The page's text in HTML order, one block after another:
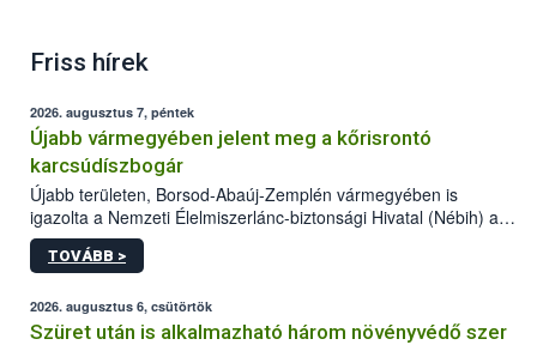
Friss hírek
2026. augusztus 7, péntek
Újabb vármegyében jelent meg a kőrisrontó
karcsúdíszbogár
Újabb területen, Borsod-Abaúj-Zemplén vármegyében is
igazolta a Nemzeti Élelmiszerlánc-biztonsági Hivatal (Nébih) a
kőrisrontó karcsúdíszbogár (Agrilus planipennis) jelenlétét. A
kártevőt nem csak színcsapdában találták meg, de már fertőzött
az intenzív felderítést, emellett az intézkedéseket a szlovák
hatósággal is összehangolják a terjedés megállítása érdekében.
TOVÁBB >
2026. augusztus 6, csütörtök
Szüret után is alkalmazható három növényvédő szer